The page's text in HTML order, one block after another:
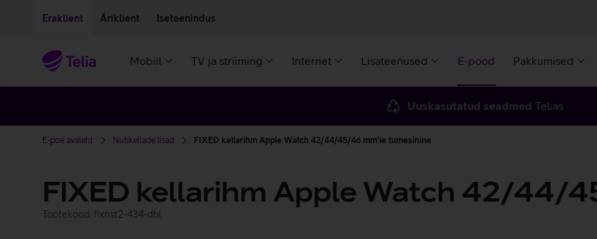
Eraklient Äriklient Iseteenindus
Mobiil TV ja striiming Internet Lisateenused E-pood Pakkumised
Uuskasutatud seadmed Telias
E-poe avaleht Nutikellade lisad FIXED kellarihm Apple Watch 42/44/45/46 mm'le tumesinine
FIXED kellarihm Apple Watch 42/44/
Tootekood: fixnst2-434-dbl